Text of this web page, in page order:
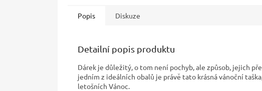
Popis Diskuze
Detailní popis produktu
Dárek je důležitý, o tom není pochyb, ale způsob, jejich
jedním z ideálních obalů je právě tato krásná vánoční
letošních Vánoc.